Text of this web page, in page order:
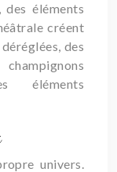
éléments
créent
des
éléments
univers.